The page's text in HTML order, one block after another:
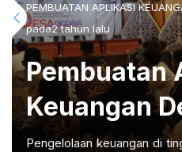
PEMBUATAN APLIKASI
pada2 tahun lalu
Pembuatan
Keuangan
Pengelolaan keuangan di